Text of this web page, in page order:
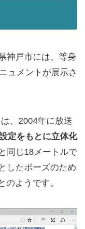
神戸市には、等身
ュメントが展示さ
、2004年に放送
定をもとに立体化
同じ18メートルで
したポーズのため
のようです。